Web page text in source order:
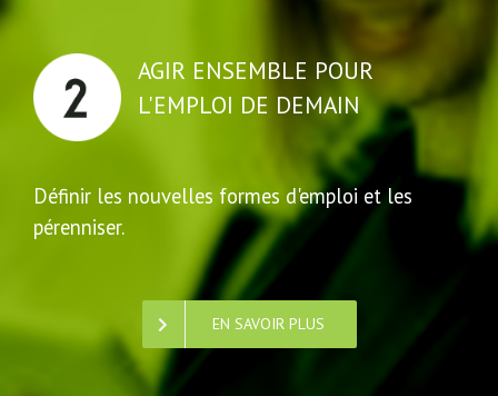
AGIR ENSEMBLE POUR
L'EMPLOI DE DEMAIN
Définir les nouvelles formes d'emploi et les
pérenniser.
EN SAVOIR PLUS